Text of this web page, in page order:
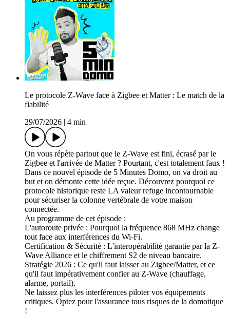
Le protocole Z-Wave face à Zigbee et Matter : Le match de la
fiabilité
29/07/2026
4 min
On vous répète partout que le Z-Wave est fini, écrasé par le
Zigbee et l'arrivée de Matter ? Pourtant, c'est totalement faux !
Dans ce nouvel épisode de 5 Minutes Domo, on va droit au
but et on démonte cette idée reçue. Découvrez pourquoi ce
protocole historique reste LA valeur refuge incontournable
pour sécuriser la colonne vertébrale de votre maison
connectée.
Au programme de cet épisode :
L'autoroute privée : Pourquoi la fréquence 868 MHz change
tout face aux interférences du Wi-Fi.
Certification & Sécurité : L'interopérabilité garantie par la Z-
Wave Alliance et le chiffrement S2 de niveau bancaire.
Stratégie 2026 : Ce qu'il faut laisser au Zigbee/Matter, et ce
qu'il faut impérativement confier au Z-Wave (chauffage,
alarme, portail).
Ne laissez plus les interférences piloter vos équipements
critiques. Optez pour l'assurance tous risques de la domotique
!